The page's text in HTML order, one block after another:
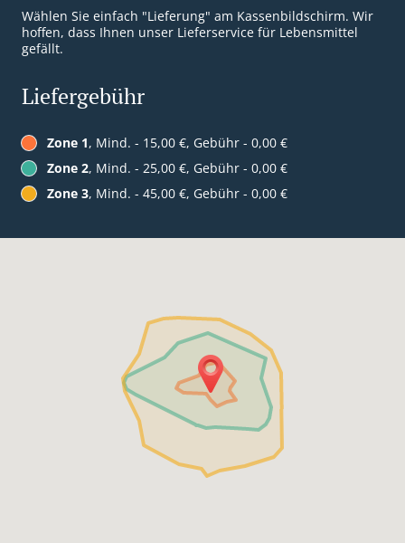
Wählen Sie einfach "Lieferung" am Kassenbildschirm. Wir
hoffen, dass Ihnen unser Lieferservice für Lebensmittel
gefällt.
Liefergebühr
Zone 1, Mind. - 15,00 €, Gebühr - 0,00 €
Zone 2, Mind. - 25,00 €, Gebühr - 0,00 €
Zone 3, Mind. - 45,00 €, Gebühr - 0,00 €